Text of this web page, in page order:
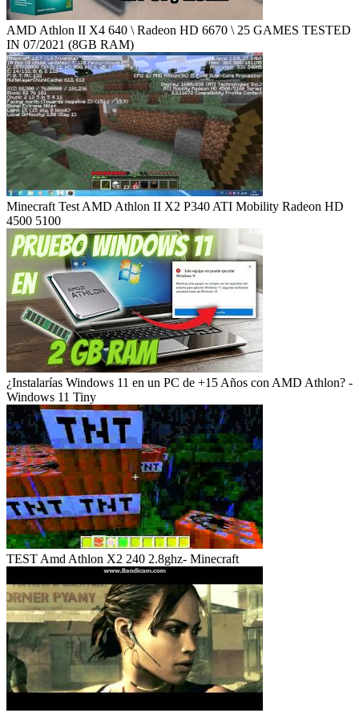
AMD Athlon II X4 640 \ Radeon HD 6670 \ 25 GAMES TESTED
IN 07/2021 (8GB RAM)
Minecraft Test AMD Athlon II X2 P340 ATI Mobility Radeon HD
4500 5100
¿Instalarías Windows 11 en un PC de +15 Años con AMD Athlon? -
Windows 11 Tiny
TEST Amd Athlon X2 240 2.8ghz- Minecraft